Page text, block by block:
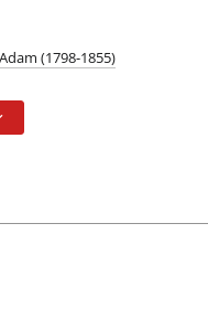
(1798-1855)